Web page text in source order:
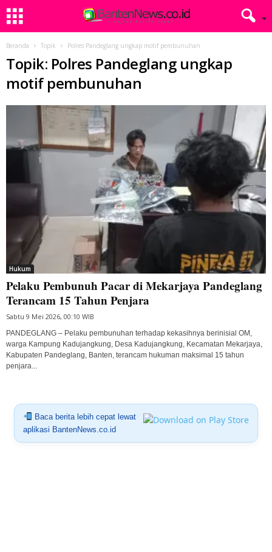
Beranda Topik Polres Pandeglang ungkap motif pembunuhan
Topik: Polres Pandeglang ungkap
motif pembunuhan
Hukum
Pelaku Pembunuh Pacar di Mekarjaya Pandeglang
Terancam 15 Tahun Penjara
Sabtu 9 Mei 2026, 00:10 WIB
PANDEGLANG – Pelaku pembunuhan terhadap kekasihnya berinisial OM,
warga Kampung Kadujangkung, Desa Kadujangkung, Kecamatan Mekarjaya,
Kabupaten Pandeglang, Banten, terancam hukuman maksimal 15 tahun
penjara...
Baca berita lebih cepat lewat
aplikasi BantenNews.co.id